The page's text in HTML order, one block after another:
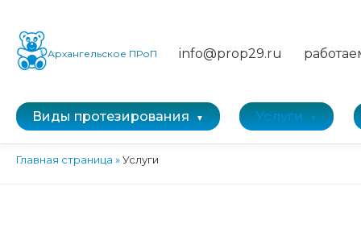
Архангельское ПРоП info@prop29.ru
Виды протезирования Услуги
Главная страница »Услуги